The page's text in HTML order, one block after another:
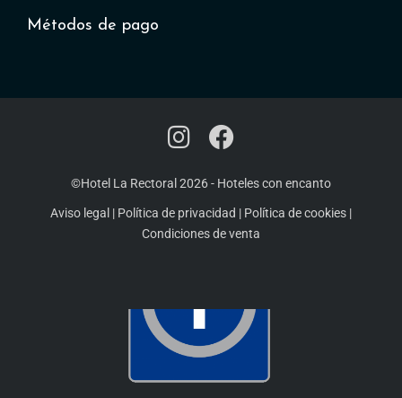
Métodos de pago
©Hotel La Rectoral 2026- Hoteles con encanto
Aviso legal | Política de privacidad | Política de cookies |
Condiciones de venta